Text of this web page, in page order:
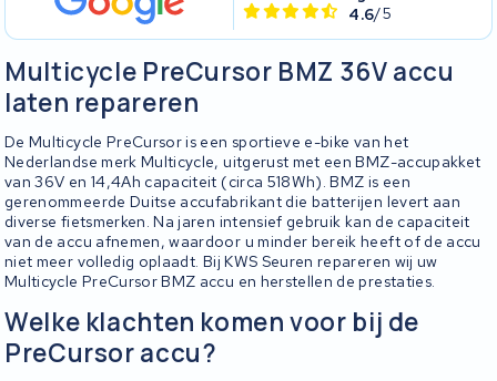
4.6/5
Multicycle PreCursor BMZ 36V accu
laten repareren
De Multicycle PreCursor is een sportieve e-bike van het
Nederlandse merk Multicycle, uitgerust met een BMZ-accupakket
van 36V en 14,4Ah capaciteit (circa 518Wh). BMZ is een
gerenommeerde Duitse accufabrikant die batterijen levert aan
diverse fietsmerken. Na jaren intensief gebruik kan de capaciteit
van de accu afnemen, waardoor u minder bereik heeft of de accu
niet meer volledig oplaadt. Bij KWS Seuren repareren wij uw
Multicycle PreCursor BMZ accu en herstellen de prestaties.
Welke klachten komen voor bij de
PreCursor accu?